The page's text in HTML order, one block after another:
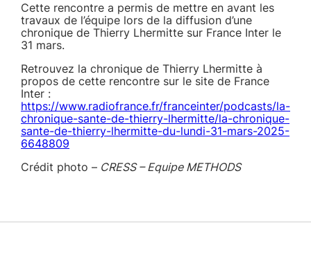
Cette rencontre a permis de mettre en avant les
travaux de l’équipe lors de la diffusion d’une
chronique de Thierry Lhermitte sur France Inter le
31 mars.
Retrouvez la chronique de Thierry Lhermitte à
propos de cette rencontre sur le site de France
Inter :
https://www.radiofrance.fr/franceinter/podcasts/la-
chronique-sante-de-thierry-lhermitte/la-chronique-
sante-de-thierry-lhermitte-du-lundi-31-mars-2025-
6648809
Crédit photo – CRESS – Equipe METHODS